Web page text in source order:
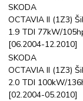
SKODA
OCTAVIA II (1Z3)
1.9 TDI 77kW/
[06.2004-12.2010]
SKODA
OCTAVIA II (1Z3)
2.0 TDI 100kW/
[02.2004-05.2010]